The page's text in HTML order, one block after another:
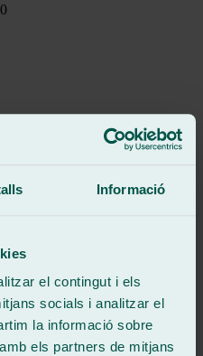
Informació
el contingut i els
socials i analitzar el
la informació sobre
els partners de mitjans
de Vidrios del Automóvil
Cotxe
nos encargamos de la gestión